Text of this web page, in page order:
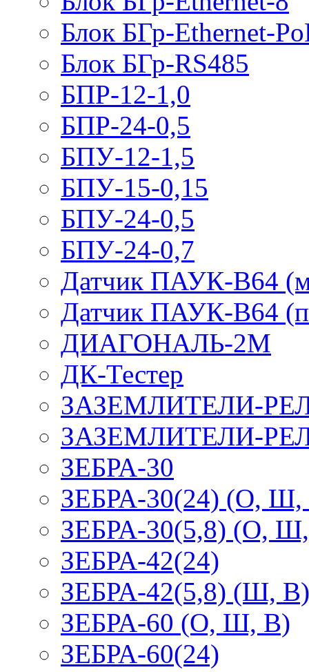
Блок БГр-Ethernet-
Блок БГр-RS485
БПР-12-1,0
БПР-24-0,5
БПУ-12-1,5
БПУ-15-0,15
БПУ-24-0,5
БПУ-24-0,7
Датчик ПАУК-В64
Датчик ПАУК-В64
ДИАГОНАЛЬ-2М
ДК-Тестер
ЗАЗЕМЛИТЕЛИ-
ЗАЗЕМЛИТЕЛИ-
ЗЕБРА-30
ЗЕБРА-30(24) (О,
ЗЕБРА-30(5,8) (О,
ЗЕБРА-42(24)
ЗЕБРА-42(5,8) (Ш, В)
ЗЕБРА-60 (О, Ш, В)
ЗЕБРА-60(24)